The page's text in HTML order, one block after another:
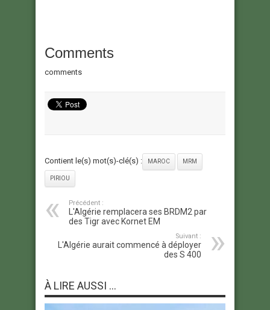
Comments
comments
Contient le(s) mot(s)-clé(s) : MAROC MRM
PIRIOU
Précédent :
L'Algérie remplacera ses BRDM2 par
des Tigr avec Kornet EM
Suivant :
L'Algérie aurait commencé à déployer
des S 400
À LIRE AUSSI ...